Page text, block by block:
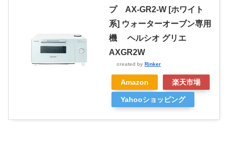
プ AX-GR2-W [ホワイト
系] ウォーターオーブン専用
機 ヘルシオ グリエ
AXGR2W
created by Rinker
Amazon 楽天市場
Yahooショッピング